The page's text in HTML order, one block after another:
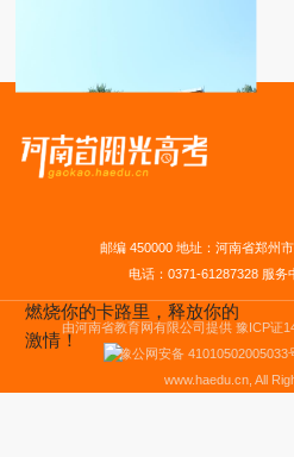
燃烧你的卡路里，释放你的
激情！
邮编 450000 地址：河南省郑州
电话：0371-61287328 服务
由河南省教育网有限公司提供 豫ICP证
豫公网安备 41010502005033
www.haedu.cn, All